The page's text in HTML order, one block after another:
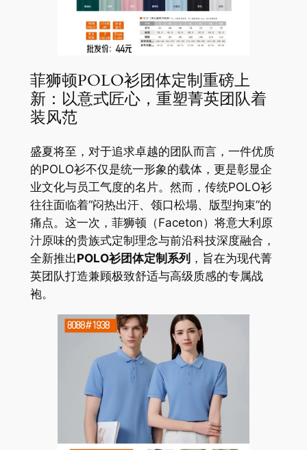
菲狮顿POLO衫团体定制重磅上
新：以意式匠心，重塑菁英团队着
装风范
盛夏将至，对于追求卓越的团队而言，一件优质
的POLO衫不仅是统一形象的载体，更是彰显企
业文化与员工气度的名片。然而，传统POLO衫
往往面临着“闷热出汗、领口松塌、版型拘束”的
痛点。这一次，菲狮顿（Faceton）将意大利原
汁原味的贵族式定制理念与前沿科技深度融合，
全新推出POLO衫团体定制系列 ，旨在为现代菁
英团队打造兼顾极致舒适与高级质感的专属战
袍。